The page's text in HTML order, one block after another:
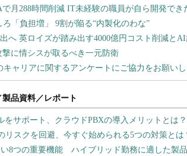
品資料／レポート
をサポート、クラウドPBXの導入メリットとは？
リスクを回避、今すぐ始められる5つの対策とは
い8つの重要機能 ハイブリッド勤務に適した製